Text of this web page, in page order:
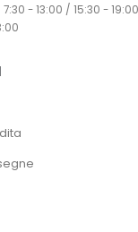
- 13:00 / 15:30 - 19:00